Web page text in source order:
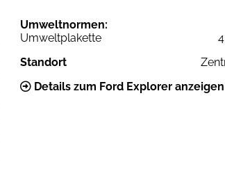
Umweltnormen:
Umweltplakette
Standort
Details zum Ford Explorer anzeigen